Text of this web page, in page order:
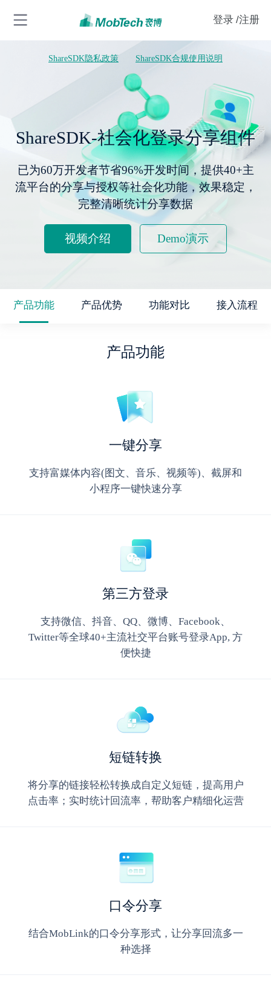
登录 /注册
ShareSDK隐私政策 ShareSDK合规使用说明
ShareSDK-社会化登录分享组件
已为60万开发者节省96%开发时间，提供40+主
流平台的分享与授权等社会化功能，效果稳定，
完整清晰统计分享数据
视频介绍 Demo演示
产品功能 产品优势 功能对比 接入流程
产品功能
一键分享
支持富媒体内容(图文、音乐、视频等)、截屏和
小程序一键快速分享
第三方登录
支持微信、抖音、QQ、微博、Facebook、
Twitter等全球40+主流社交平台账号登录App, 方
便快捷
短链转换
将分享的链接轻松转换成自定义短链，提高用户
点击率；实时统计回流率，帮助客户精细化运营
口令分享
结合MobLink的口令分享形式，让分享回流多一
种选择